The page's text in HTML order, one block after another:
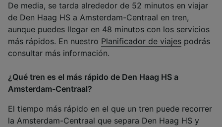
De media, se tarda alrededor de 52 minutos en viajar
de Den Haag HS a Amsterdam-Centraal en tren,
aunque puedes llegar en 48 minutos con los servicios
más rápidos. En nuestro Planificador de viajes podrás
consultar más información.
¿Qué tren es el más rápido de Den Haag HS a
Amsterdam-Centraal?
El tiempo más rápido en el que un tren puede recorrer
la Amsterdam-Centraal que separa Den Haag HS y